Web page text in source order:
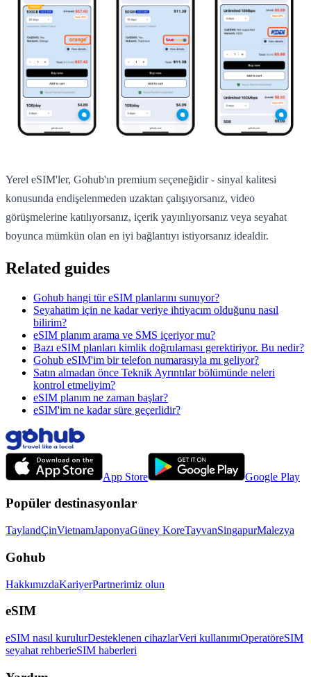
Yerel eSIM'ler, Gohub'ın premium seçeneğidir - sinyal kalitesi
konusunda endişelenmeden uzaktan çalışıyorsanız, video
görüşmelerine katılıyorsanız, içerik yayınlıyorsanız veya seyahat
boyunca mümkün olan en iyi bağlantıyı istiyorsanız idealdir.
Related guides
Gohub hangi tür eSIM planlarını sunuyor?
Seyahatim için ne kadar veriye ihtiyacım olduğunu nasıl
bilirim?
eSIM planım arama ve SMS içeriyor mu?
Bazı eSIM planları kimlik doğrulaması gerektiriyor. Bu nedir?
Gohub eSIM'im bir telefon numarasıyla mı geliyor?
Satın almadan önce Teknik Ayrıntılar bölümünde neleri
kontrol etmeliyim?
eSIM planım ne zaman başlar?
eSIM'im ne kadar süre geçerlidir?
App Store Google Play
Popüler destinasyonlar
TaylandÇinVietnamJaponyaGüney KoreTayvanSingapurMalezya
Gohub
HakkımızdaKariyerPartnerimiz olun
eSIM
eSIM nasıl kurulurDesteklenen cihazlarVeri kullanımıOperatöreSIM
seyahat rehberieSIM haberleri